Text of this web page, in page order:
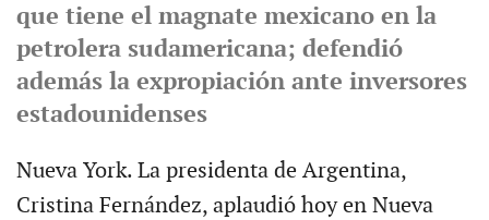
que tiene el magnate mexicano en la
petrolera sudamericana; defendió
además la expropiación ante inversores
estadounidenses
Nueva York. La presidenta de Argentina,
Cristina Fernández, aplaudió hoy en Nueva